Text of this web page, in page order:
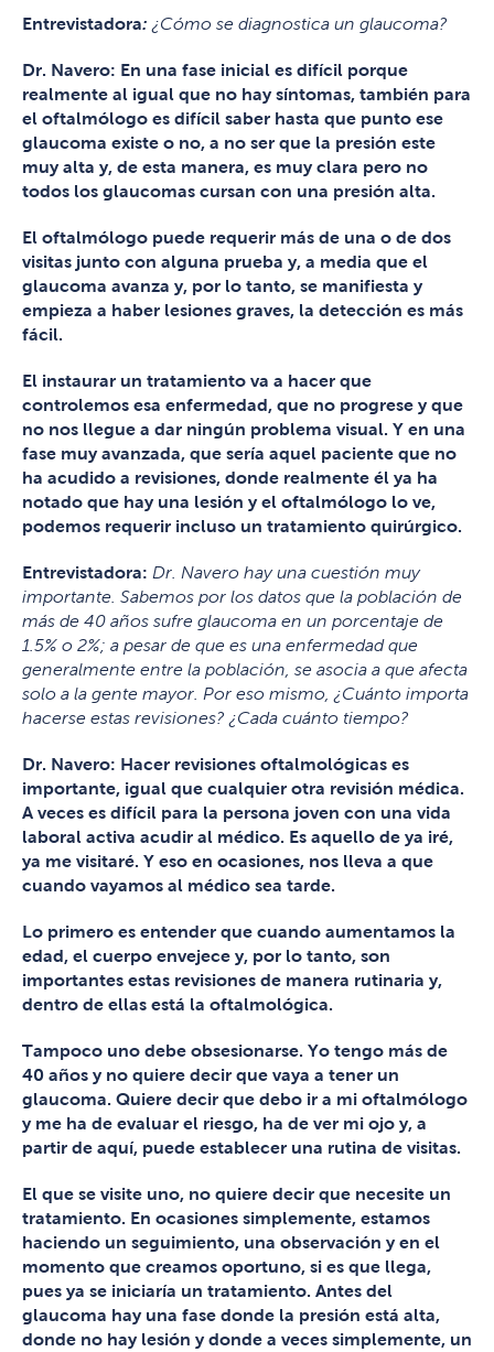
Entrevistadora: ¿Cómo se diagnostica un glaucoma?
Dr. Navero: En una fase inicial es difícil porque
realmente al igual que no hay síntomas, también para
el oftalmólogo es difícil saber hasta que punto ese
glaucoma existe o no, a no ser que la presión este
muy alta y, de esta manera, es muy clara pero no
todos los glaucomas cursan con una presión alta.
El oftalmólogo puede requerir más de una o de dos
visitas junto con alguna prueba y, a media que el
glaucoma avanza y, por lo tanto, se manifiesta y
empieza a haber lesiones graves, la detección es más
fácil.
El instaurar un tratamiento va a hacer que
controlemos esa enfermedad, que no progrese y que
no nos llegue a dar ningún problema visual. Y en una
fase muy avanzada, que sería aquel paciente que no
ha acudido a revisiones, donde realmente él ya ha
notado que hay una lesión y el oftalmólogo lo ve,
podemos requerir incluso un tratamiento quirúrgico.
Entrevistadora: Dr. Navero hay una cuestión muy
importante. Sabemos por los datos que la población de
más de 40 años sufre glaucoma en un porcentaje de
1.5% o 2%; a pesar de que es una enfermedad que
generalmente entre la población, se asocia a que afecta
solo a la gente mayor. Por eso mismo, ¿Cuánto importa
hacerse estas revisiones? ¿Cada cuánto tiempo?
Dr. Navero: Hacer revisiones oftalmológicas es
importante, igual que cualquier otra revisión médica.
A veces es difícil para la persona joven con una vida
laboral activa acudir al médico. Es aquello de ya iré,
ya me visitaré. Y eso en ocasiones, nos lleva a que
cuando vayamos al médico sea tarde.
Lo primero es entender que cuando aumentamos la
edad, el cuerpo envejece y, por lo tanto, son
importantes estas revisiones de manera rutinaria y,
dentro de ellas está la oftalmológica.
Tampoco uno debe obsesionarse. Yo tengo más de
40 años y no quiere decir que vaya a tener un
glaucoma. Quiere decir que debo ir a mi oftalmólogo
y me ha de evaluar el riesgo, ha de ver mi ojo y, a
partir de aquí, puede establecer una rutina de visitas.
El que se visite uno, no quiere decir que necesite un
tratamiento. En ocasiones simplemente, estamos
haciendo un seguimiento, una observación y en el
momento que creamos oportuno, si es que llega,
pues ya se iniciaría un tratamiento. Antes del
glaucoma hay una fase donde la presión está alta,
donde no hay lesión y donde a veces simplemente, un